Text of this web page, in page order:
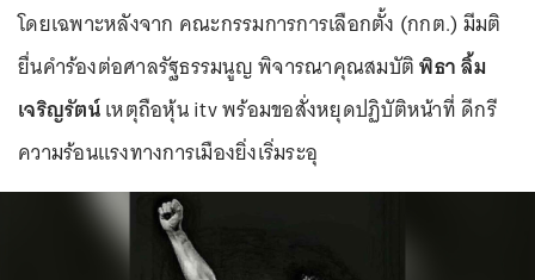
โดยเฉพาะหลังจาก คณะกรรมการการเลือกตั้ง (กกต.) มีมติ
ยื่นคำร้องต่อศาลรัฐธรรมนูญ พิจารณาคุณสมบัติพิธา ลิ้ม
เจริญรัตน์เหตุถือหุ้น itv พร้อมขอสั่งหยุดปฏิบัติหน้าที่ ดีกรี
ความร้อนแรงทางการเมืองยิ่งเริ่มระอุ